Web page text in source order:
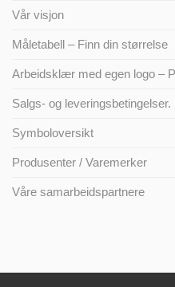
Vår visjon
Måletabell – Finn din størrelse
Arbeidsklær med egen logo –
Salgs- og leveringsbetingelser.
Symboloversikt
Produsenter / Varemerker
Våre samarbeidspartnere